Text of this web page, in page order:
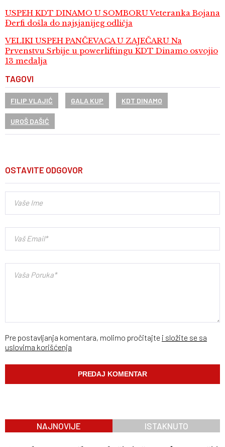
USPEH KDT DINAMO U SOMBORU Veteranka Bojana
Đerfi došla do najsjanijeg odličja
VELIKI USPEH PANČEVACA U ZAJEČARU Na
Prvenstvu Srbije u powerliftingu KDT Dinamo osvojio
13 medalja
TAGOVI
FILIP VLAJIĆ GALA KUP KDT DINAMO
UROŠ DAŠIĆ
OSTAVITE ODGOVOR
Pre postavljanja komentara, molimo pročitajte i složite se sa
uslovima korišćenja
NAJNOVIJE ISTAKNUTO